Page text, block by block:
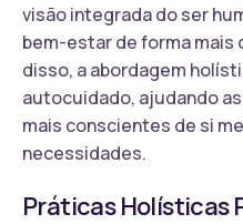
visão integrada do ser
bem-estar de forma mais
disso, a abordagem
autocuidado, ajudando
mais conscientes de si
necessidades.
Práticas Holísticas